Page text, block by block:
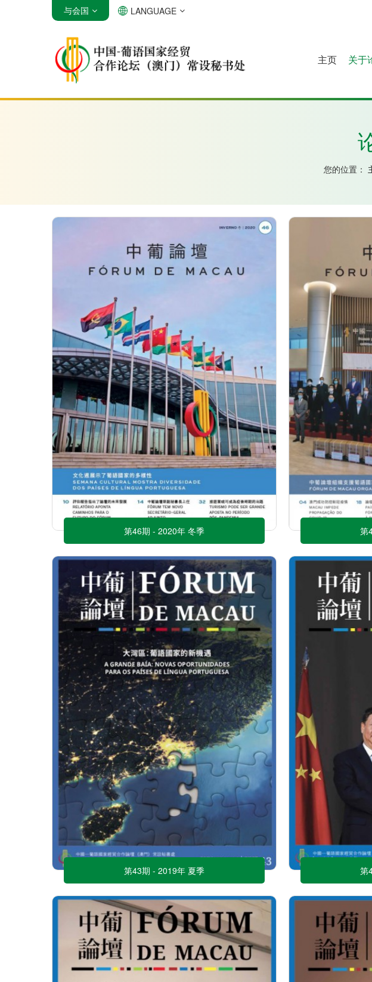
安哥拉 巴西 佛得角 几內亚
与会国 LANGUAGE
主页 关于
您的位置：
第46期 - 2020年 冬季 第
第43期 - 2019年 夏季 第